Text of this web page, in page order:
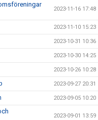
2023-11-16 17:48
2023-11-10 15:23
2023-10-31 10:36
2023-10-30 14:25
2023-10-26 10:28
2023-09-27 20:31
2023-09-05 10:20
2023-09-01 13:59